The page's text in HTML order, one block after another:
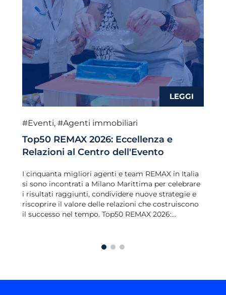
#Eventi, #Agenti immobiliari
Top50 REMAX 2026: Eccellenza e
Relazioni al Centro dell'Evento
I cinquanta migliori agenti e team REMAX in Italia
si sono incontrati a Milano Marittima per celebrare
i risultati raggiunti, condividere nuove strategie e
riscoprire il valore delle relazioni che costruiscono
il successo nel tempo. Top50 REMAX 2026:...